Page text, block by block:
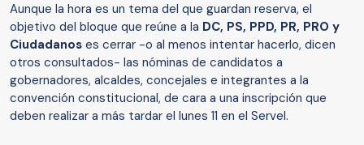
Aunque la hora es un tema del que guardan reserva, el
objetivo del bloque que reúne a la DC, PS, PPD, PR, PRO y
Ciudadanos es cerrar -o al menos intentar hacerlo, dicen
otros consultados- las nóminas de candidatos a
gobernadores, alcaldes, concejales e integrantes a la
convención constitucional, de cara a una inscripción que
deben realizar a más tardar el lunes 11 en el Servel.